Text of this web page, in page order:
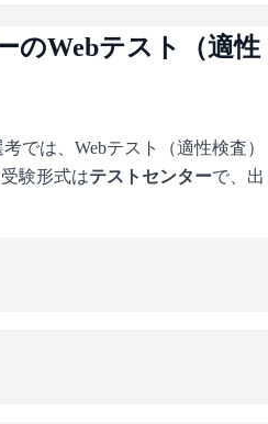
のWebテスト（適性
では、Webテスト（適性検査）
験形式はテストセンターで、 出